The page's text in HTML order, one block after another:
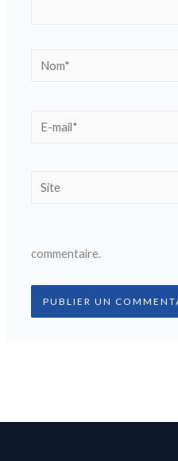
Nom*
E-
Site
commentaire.